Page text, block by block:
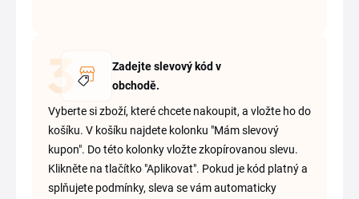
Zadejte slevový kód v
obchodě.
Vyberte si zboží, které chcete nakoupit, a vložte ho do
košíku. V košíku najdete kolonku "Mám slevový
kupon". Do této kolonky vložte zkopírovanou slevu.
Klikněte na tlačítko "Aplikovat". Pokud je kód platný a
splňujete podmínky, sleva se vám automaticky